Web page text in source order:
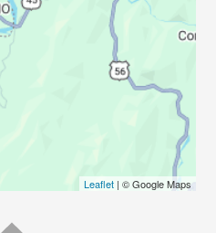
Leaflet| © Google Maps